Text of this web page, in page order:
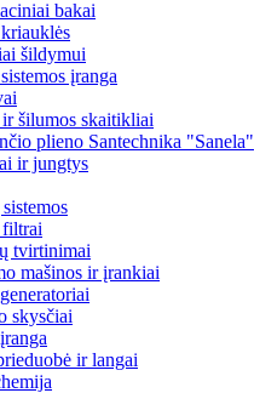
bakai
šildymui
įranga
ir šilumos skaitikliai
plieno Santechnika "Sanela"
ir jungtys
filtrai
tvirtinimai
mašinos ir įrankiai
skysčiai
ir langai